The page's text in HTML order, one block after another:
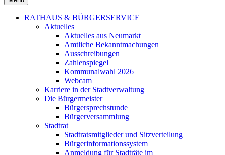
RATHAUS & BÜRGERSERVICE
Aktuelles
Aktuelles aus Neumarkt
Amtliche Bekanntmachungen
Ausschreibungen
Zahlenspiegel
Kommunalwahl 2026
Webcam
Karriere in der Stadtverwaltung
Die Bürgermeister
Bürgersprechstunde
Bürgerversammlung
Stadtrat
Stadtratsmitglieder und Sitzverteilung
Bürgerinformationssystem
Anmeldung für Stadträte im